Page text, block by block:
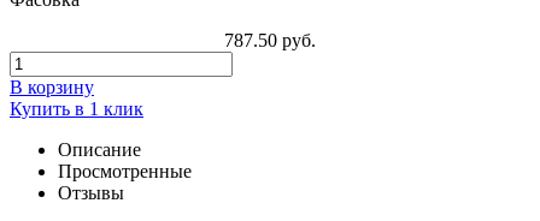
787.50 руб.
В корзину
Купить в 1 клик
Описание
Просмотренные
Отзывы